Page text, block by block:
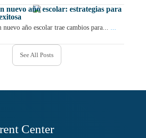
nuevo año escolar: estrategias para
año escolar trae cambios para... ...
See All Posts
Center